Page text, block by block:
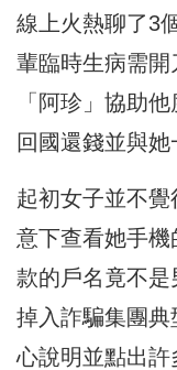
線上火熱聊了3
輩臨時生病需
「阿珍」 協助他
回國還錢並與她
起初女子並不覺
意下查看她手機
款的戶名竟不是
掉入詐騙集團典
心說明並點出許